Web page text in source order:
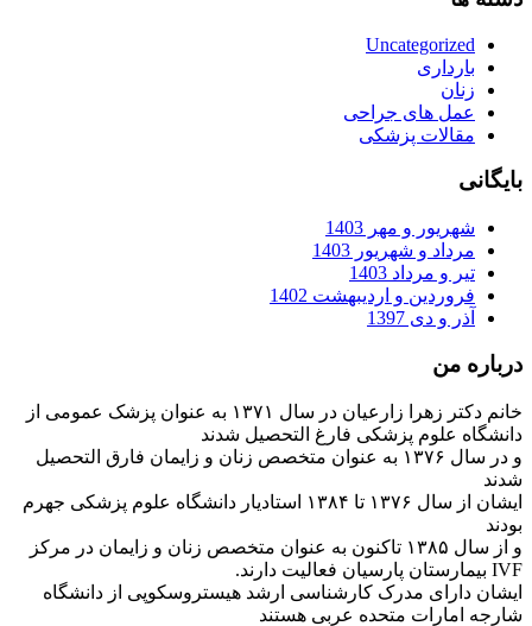
Uncategorized
بارداری
زنان
عمل های جراحی
مقالات پزشکی
بایگانی
شهریور و مهر 1403
مرداد و شهریور 1403
تیر و مرداد 1403
فروردین و اردیبهشت 1402
آذر و دی 1397
درباره من
خانم دکتر زهرا زارعیان در سال ۱۳۷۱ به عنوان پزشک عمومی از
دانشگاه علوم پزشکی فارغ التحصیل شدند
و در سال ۱۳۷۶ به عنوان متخصص زنان و زایمان فارق التحصیل
شدند
ایشان از سال ۱۳۷۶ تا ۱۳۸۴ استادیار دانشگاه علوم پزشکی جهرم
بودند
و از سال ۱۳۸۵ تاکنون به عنوان متخصص زنان و زایمان در مرکز
IVF بیمارستان پارسیان فعالیت دارند.
ایشان دارای مدرک کارشناسی ارشد هیستروسکوپی از دانشگاه
شارجه امارات متحده عربی هستند